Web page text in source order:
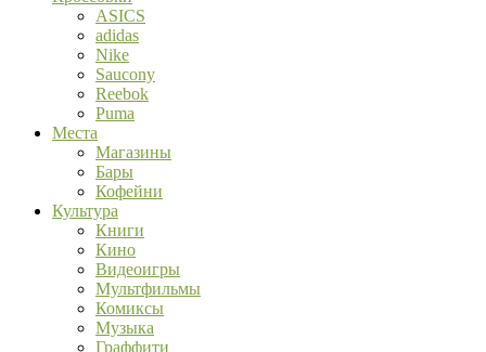
ASICS
adidas
Nike
Saucony
Reebok
Puma
Места
Магазины
Бары
Кофейни
Культура
Книги
Кино
Видеоигры
Мультфильмы
Комиксы
Музыка
Граффити